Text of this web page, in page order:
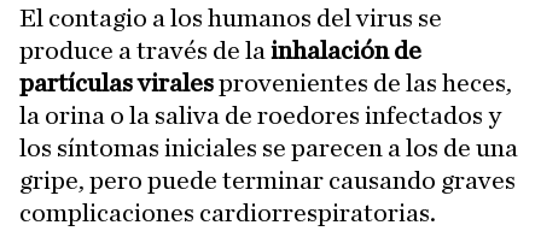
El contagio a los humanos del virus se
produce a través de la inhalación de
partículas viralesprovenientes de las heces,
la orina o la saliva de roedores infectados y
los síntomas iniciales se parecen a los de una
gripe, pero puede terminar causando graves
complicaciones cardiorrespiratorias.